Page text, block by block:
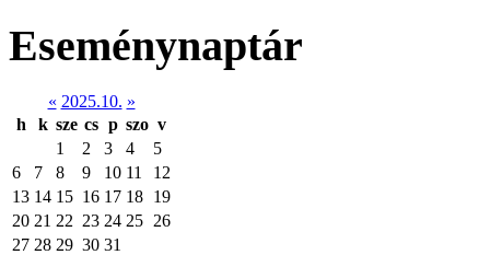
Eseménynaptár
« 2025.10. »
h
k sze cs p szo v
1
2 3 4
5
6
7 8 9 10 11
12
13 14 15 16 17 18 19
20 21 22 23 24 25 26
27 28 29 30 31